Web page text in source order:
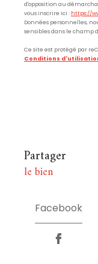
d'opposition au
vous inscrire ici : https://
Données personnelles,
sensibles dans le champ
Ce site est protégé par
Conditions
partager
le bien
Facebook